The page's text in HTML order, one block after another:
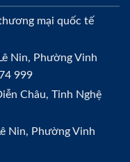
mại quốc tế
Nin, Phường Vinh
999
Châu, Tỉnh Nghệ
Nin, Phường Vinh